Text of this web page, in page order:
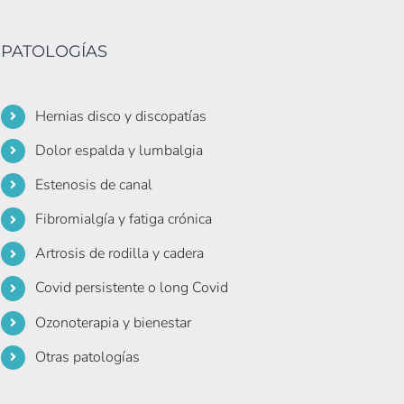
PATOLOGÍAS
Hernias disco y discopatías
Dolor espalda y lumbalgia
Estenosis de canal
Fibromialgía y fatiga crónica
Artrosis de rodilla y cadera
Covid persistente o long Covid
Ozonoterapia y bienestar
Otras patologías